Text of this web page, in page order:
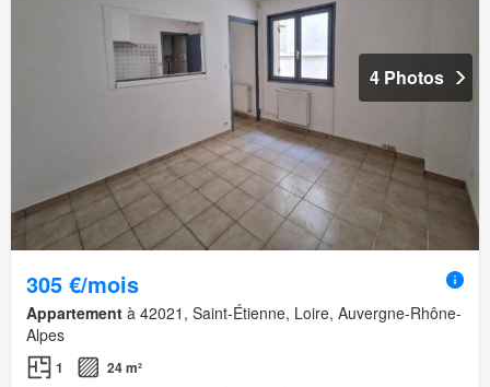
4 Photos
305 €/mois
Appartement à 42021, Saint-Étienne, Loire, Auvergne-Rhône-
Alpes
1 24 m²